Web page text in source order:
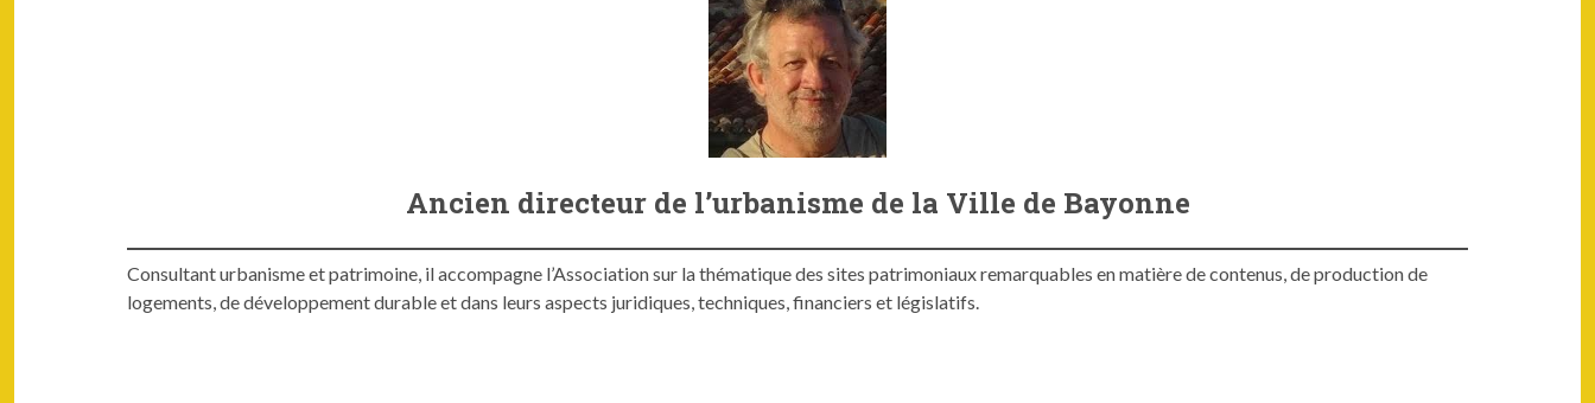
Ancien directeur de l’urbanisme de la Ville de Bayonne
Consultant urbanisme et patrimoine, il accompagne l’Association sur la thématique des sites patrimoniaux remarquables en matière de contenus, de production de
logements, de développement durable et dans leurs aspects juridiques, techniques, financiers et législatifs.